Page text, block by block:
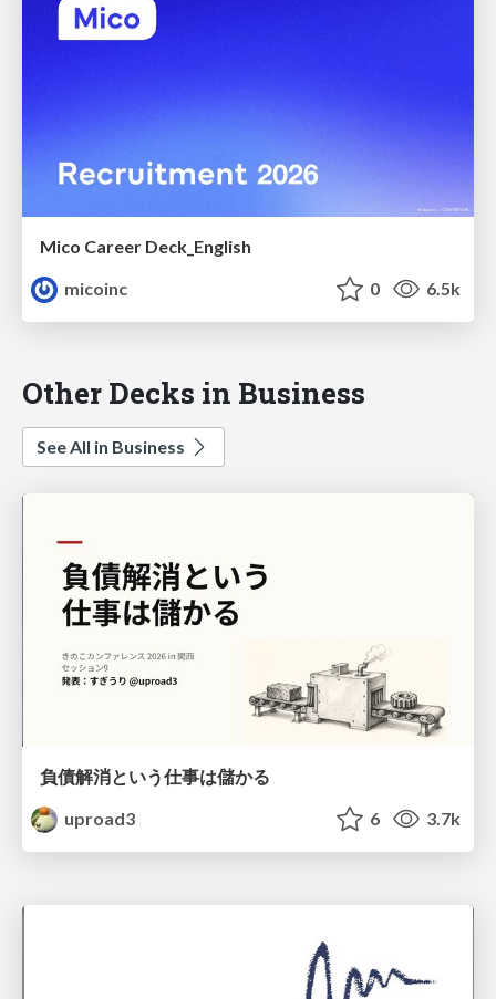
Mico Career Deck_English
micoinc
0 6.5k
Other Decks in Business
See All in Business
負債解消という仕事は儲かる
uproad3
6 3.7k